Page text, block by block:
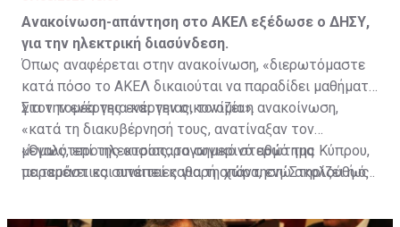
Ανακοίνωση-απάντηση στο ΑΚΕΛ εξέδωσε ο ΔΗΣΥ,
για την ηλεκτρική διασύνδεση.
Όπως αναφέρεται στην ανακοίνωση, «διερωτόμαστε
κατά πόσο το ΑΚΕΛ δικαιούται να παραδίδει μαθήματα
για την ενέργεια και την οικονομία».
Στον τομέα της ενέργειας, τονίζει η ανακοίνωση,
«κατά τη διακυβέρνησή τους, ανατίναξαν τον
μεγαλύτερο ηλεκτροπαραγωγικό σταθμό της Κύπρου,
με τεράστιες συνέπειες για τη χώρα, ενώ ακολούθως
«Όμως, επί της ουσίας, το σημερινό ερώτημα
παραμένει και απαιτεί καθαρή απάντηση: Στηρίζει ή όχι
τελικά, έχει αλλεργία στην οικοδόμηση ισχυρών